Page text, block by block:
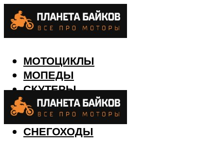
МОТОЦИКЛЫ
МОПЕДЫ
СКУТЕРЫ
КВАДРОЦИКЛЫ
ЛОДКИ
СНЕГОХОДЫ